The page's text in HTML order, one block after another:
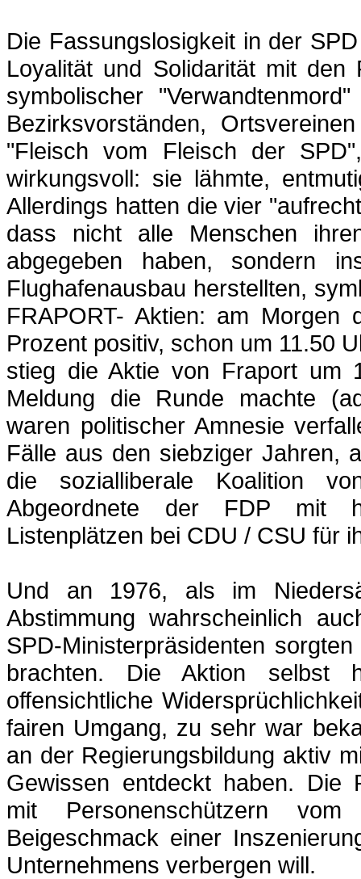
Die Fassungslosigkeit in der
Loyalität und Solidarität mit
symbolischer
Bezirksvorständen,
"Fleisch vom Fleisch der
wirkungsvoll: sie lähmte,
Allerdings hatten die vier
dass nicht alle Menschen
abgegeben haben, sondern
Flughafenausbau herstellten,
FRAPORT- Aktien: am
Prozent positiv, schon um 11.50
stieg die Aktie von Fraportum
Meldung die Runde machte (
waren politischer Amnesie
Fälle aus den siebziger Jahren,
die sozialliberale Koalition
Abgeordnete der FDP mit
Listenplätzen bei CDU / CSU für
Und an 1976, als im
Abstimmung wahrscheinlich
SPD-Ministerpräsidenten
brachten. Die Aktion selbst
offensichtliche
fairen Umgang, zu sehr war
an der Regierungsbildung aktiv
Gewissen entdeckt haben. Die
mit Personenschützern
Beigeschmack einer
Unternehmens verbergen will.